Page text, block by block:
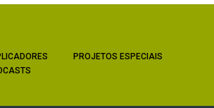
PROJETOS ESPECIAIS